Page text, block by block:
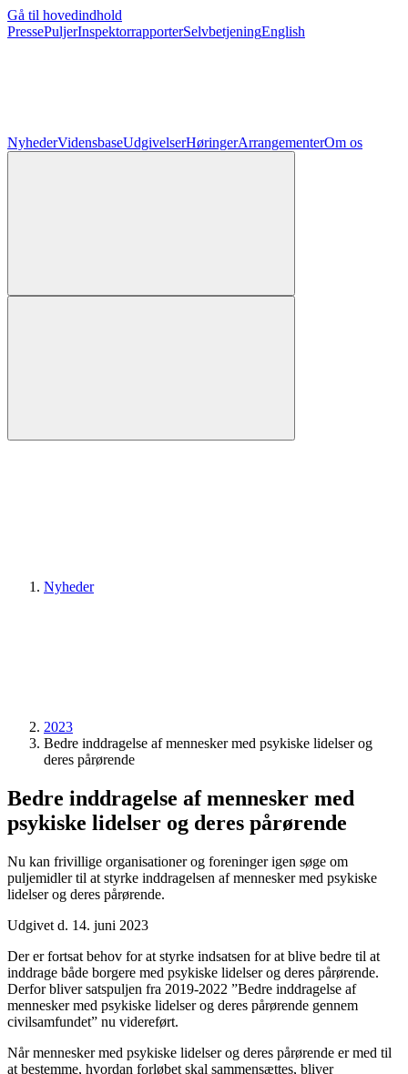
Gå til hovedindhold
PressePuljerInspektorrapporterSelvbetjeningEnglish
NyhederVidensbaseUdgivelserHøringerArrangementerOm os
Nyheder
2023
Bedre inddragelse af mennesker med psykiske lidelser og
deres pårørende
Bedre inddragelse af mennesker med
psykiske lidelser og deres pårørende
Nu kan frivillige organisationer og foreninger igen søge om
puljemidler til at styrke inddragelsen af mennesker med psykiske
lidelser og deres pårørende.
Udgivet d. 14. juni 2023
Der er fortsat behov for at styrke indsatsen for at blive bedre til at
inddrage både borgere med psykiske lidelser og deres pårørende.
Derfor bliver satspuljen fra 2019-2022 ”Bedre inddragelse af
mennesker med psykiske lidelser og deres pårørende gennem
civilsamfundet” nu videreført.
Når mennesker med psykiske lidelser og deres pårørende er med til
at bestemme, hvordan forløbet skal sammensættes, bliver